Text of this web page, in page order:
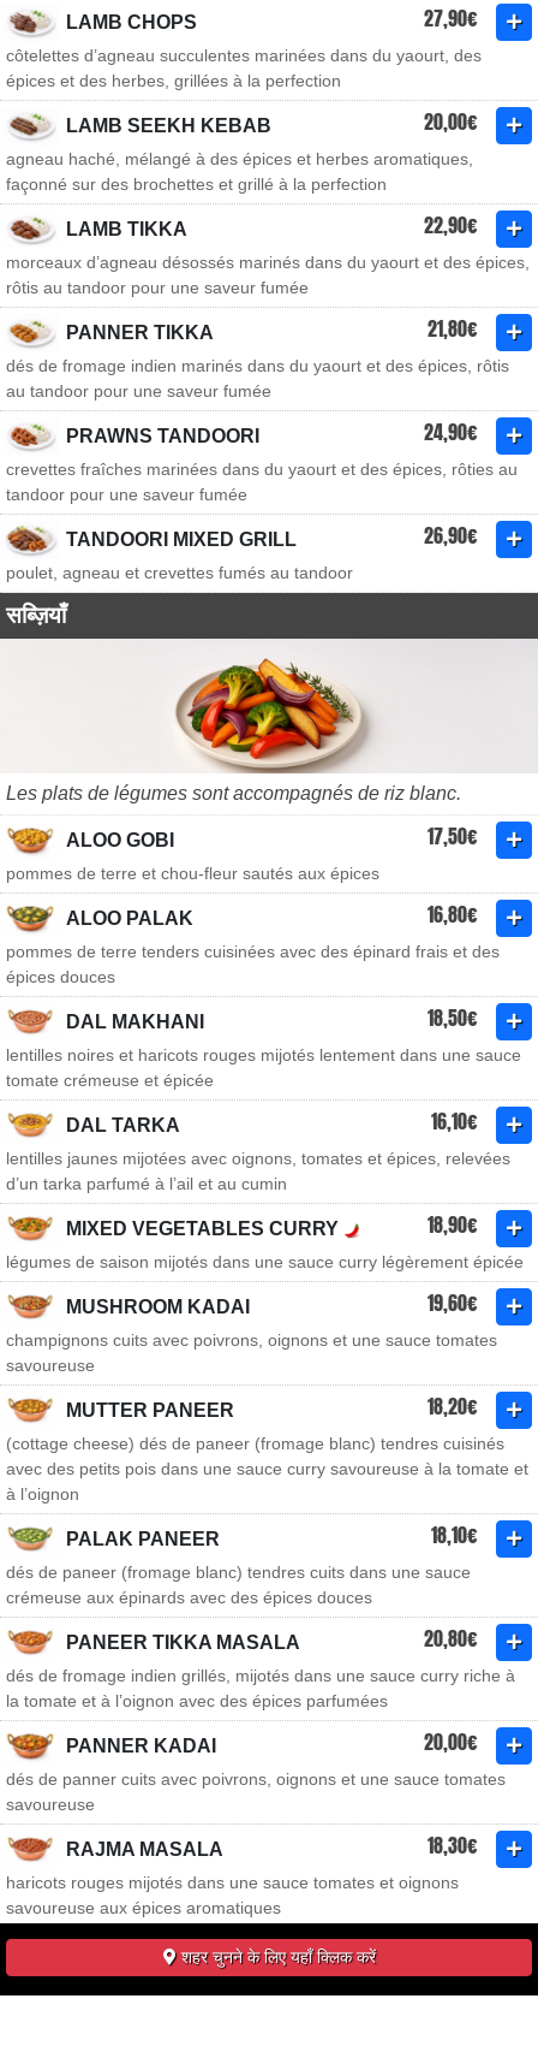
LAMB CHOPS 27,90€
côtelettes d’agneau succulentes marinées dans du yaourt, des
épices et des herbes, grillées à la perfection
LAMB SEEKH KEBAB 20,00€
agneau haché, mélangé à des épices et herbes aromatiques,
façonné sur des brochettes et grillé à la perfection
LAMB TIKKA 22,90€
morceaux d’agneau désossés marinés dans du yaourt et des épices,
rôtis au tandoor pour une saveur fumée
PANNER TIKKA 21,80€
dés de fromage indien marinés dans du yaourt et des épices, rôtis
au tandoor pour une saveur fumée
PRAWNS TANDOORI 24,90€
crevettes fraîches marinées dans du yaourt et des épices, rôties au
tandoor pour une saveur fumée
TANDOORI MIXED GRILL 26,90€
poulet, agneau et crevettes fumés au tandoor
सब्ज़ियाँ
Les plats de légumes sont accompagnés de riz blanc.
ALOO GOBI 17,50€
pommes de terre et chou-fleur sautés aux épices
ALOO PALAK 16,80€
pommes de terre tenders cuisinées avec des épinard frais et des
épices douces
DAL MAKHANI 18,50€
lentilles noires et haricots rouges mijotés lentement dans une sauce
tomate crémeuse et épicée
DAL TARKA 16,10€
lentilles jaunes mijotées avec oignons, tomates et épices, relevées
d’un tarka parfumé à l’ail et au cumin
MIXED VEGETABLES CURRY 18,90€
légumes de saison mijotés dans une sauce curry légèrement épicée
MUSHROOM KADAI 19,60€
champignons cuits avec poivrons, oignons et une sauce tomates
savoureuse
MUTTER PANEER 18,20€
(cottage cheese) dés de paneer (fromage blanc) tendres cuisinés
avec des petits pois dans une sauce curry savoureuse à la tomate et
à l’oignon
PALAK PANEER 18,10€
dés de paneer (fromage blanc) tendres cuits dans une sauce
crémeuse aux épinards avec des épices douces
PANEER TIKKA MASALA 20,80€
dés de fromage indien grillés, mijotés dans une sauce curry riche à
la tomate et à l’oignon avec des épices parfumées
PANNER KADAI 20,00€
dés de panner cuits avec poivrons, oignons et une sauce tomates
savoureuse
RAJMA MASALA 18,30€
haricots rouges mijotés dans une sauce tomates et oignons
savoureuse aux épices aromatiques
शहर चुनने के लिए यहाँ क्लिक करें